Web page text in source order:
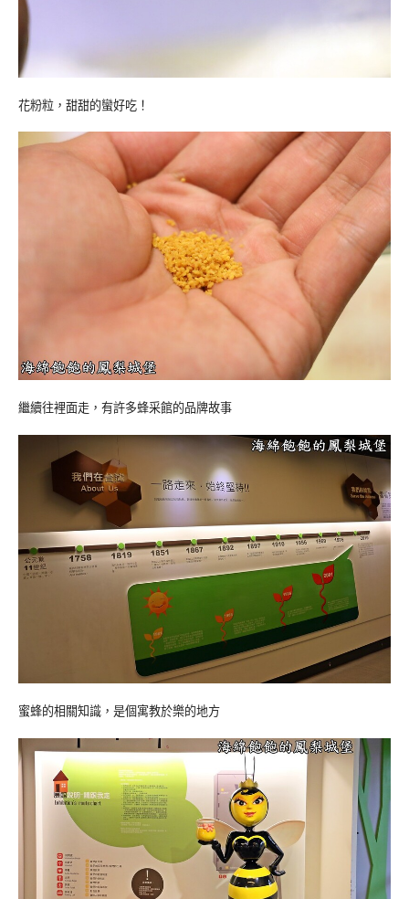
花粉粒，甜甜的蠻好吃！
繼續往裡面走，有許多蜂采館的品牌故事
蜜蜂的相關知識，是個寓教於樂的地方